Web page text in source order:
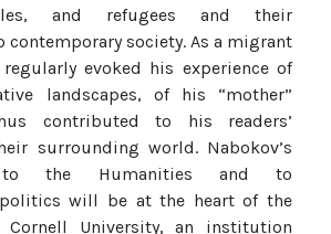
and refugees and their
society. As a migrant
evoked his experience of
landscapes, of his “mother”
contributed to his readers’
surrounding world. Nabokov’s
to the Humanities and to
will be at the heart of the
Cornell University, an institution